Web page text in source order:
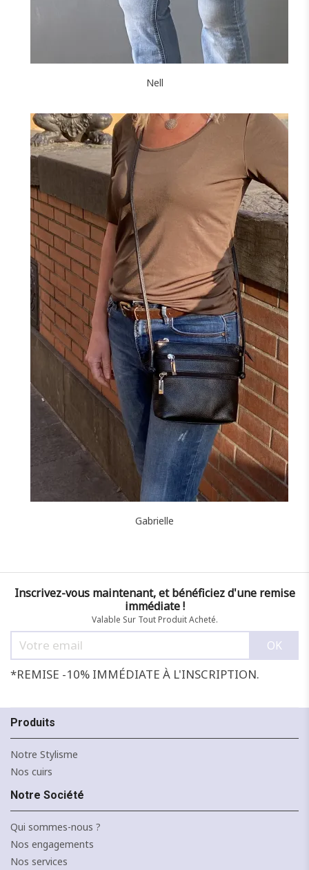
NOIR MARINECAMEL
F
TAUPE
FONCÉ
CANARD
+3
J'ajoute à mon panier !
Nell
Gabrielle
Inscrivez-vous maintenant, et bénéficiez d'une remise
immédiate !
Valable Sur Tout Produit Acheté.
*REMISE -10% IMMÉDIATE À L'INSCRIPTION.
Produits
Notre Stylisme
Nos cuirs
Notre Société
Qui sommes-nous ?
Nos engagements
Nos services